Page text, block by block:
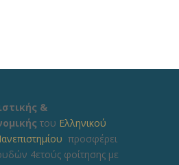
&
του Ελληνικού
προσφέρει
4ετούς φοίτησης με